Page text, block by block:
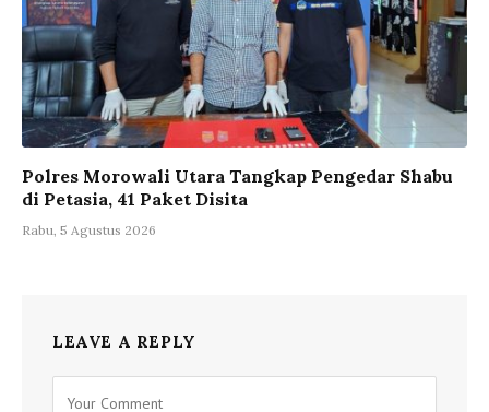
Polres Morowali Utara Tangkap Pengedar Shabu
di Petasia, 41 Paket Disita
Rabu, 5 Agustus 2026
LEAVE A REPLY